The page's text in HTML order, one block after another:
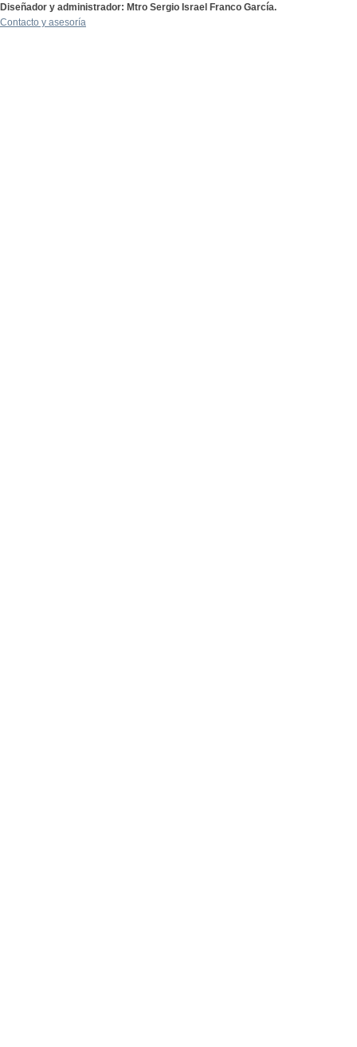
Diseñador y administrador: Mtro Sergio Israel Franco García.
Contacto y asesoría